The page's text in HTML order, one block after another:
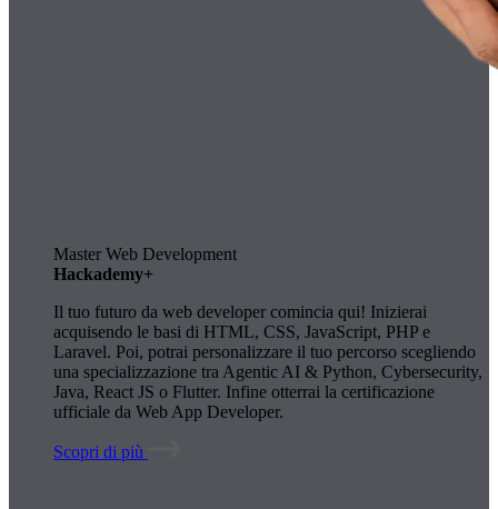
Master Web Development
Hackademy+
Il tuo futuro da web developer comincia qui! Inizierai
acquisendo le basi di HTML, CSS, JavaScript, PHP e
Laravel. Poi, potrai personalizzare il tuo percorso scegliendo
una specializzazione tra Agentic AI & Python, Cybersecurity,
Java, React JS o Flutter. Infine otterrai la certificazione
ufficiale da Web App Developer.
Scopri di più